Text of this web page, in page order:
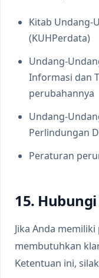
Kitab Undang-
(KUHPerdata)
Undang-
Informasi dan
perubahannya
Undang-
Perlindungan
Peraturan
15.
Jika Anda
membutuhkan
Ketentuan ini,